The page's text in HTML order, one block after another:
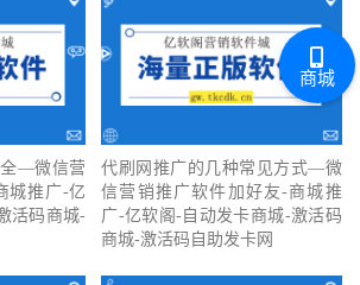
—微信营
城推广-亿
活码商城-
代刷网推广的几种常见方式—微
信营销推广软件加好友-商城推
广-亿软阁-自动发卡商城-激活码
商城-激活码自助发卡网
商城